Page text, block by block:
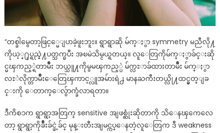
“တစ္ခါမွေတာ့ဖြင့္မေျပာခဲ့ဖူးဘူး။ ရွာရွာဆို မ်က္ႏွာ symmetry မညီလို႔
ကိုယ့္႐ုပ္ရည္နဲ႔ပတ္သက္ၿပီး အၿမဲသိမ္ငယ္ရတယ္။ လူေတြကိုမ်က္ႏွာခ်င္းဆို
င္မၾကည့္ရဲတာမ်ိဳး ဘယ္သူ႔ကိုမွမၾကည့္ပဲ မ်က္လႊာခ်ထားတာမ်ိဳး မ်က္ႏွာ
လႊဲလိုက္တာမ်ိဳးေတြေၾကာင့္လူအမ်ားရဲ႕ မာနႀကီးတယ္လို႔ထင္မွတ္ျခ
င္းကို ေတာက္ေလွ်ာက္ခံလာရတာ။
ဒီကိစၥက ရွာရွာ့အတြက္ sensitive အျဖစ္ဆုံးဆိုတာကို သိေနၾကေလေ
တာ့ ရွာရွာ့ကိုခ်ိဳးခ်င္ဖဲ့ခ်င္ မုန္းတီးအျမင္ကပ္ေနတဲ့လူေတြက ဒီ weakness